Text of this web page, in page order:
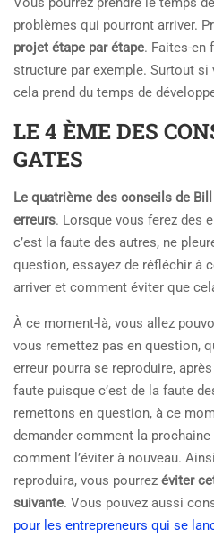
problèmes qui pourront arriver.
projet étape par étape. Faites-en
structure par exemple. Surtout si
cela prend du temps de
LE 4 ÈME DES
GATES
Le quatrième des conseils de
erreurs. Lorsque vous ferez des
c’est la faute des autres, ne
question, essayez de réfléchir à
arriver et comment éviter que
À ce moment-là, vous allez
vous remettez pas en question,
erreur pourra se reproduire,
faute puisque c’est de la faute
remettons en question, à ce
demander comment la
comment l’éviter à nouveau.
reproduira, vous pourrez éviter
suivante. Vous pouvez aussi
pour les entrepreneurs qui se